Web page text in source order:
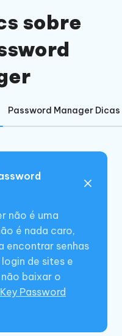
sobre
Password Manager Dicas
não é uma
é nada caro,
encontrar senhas
de sites e
baixar o
Password